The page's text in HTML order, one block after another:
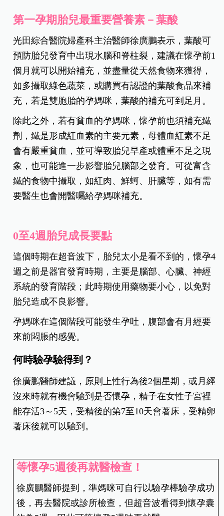
第一孕期胎兒最重要營養素－葉酸
光田綜合醫院婦產科主治醫師徐廣鵬表示，葉酸可
預防胎兒發育中出現水腦和脊柱裂，建議在懷孕前1
個月就可以開始補充，並盡量從天然食物來獲得，
如多攝取綠色蔬菜，或購買有認證的葉酸食品來補
充，若是雙胞胎的孕媽咪，葉酸的補充可到足月。
除此之外，若有貧血的孕媽咪，懷孕前也須補充鐵
劑，鐵是形成紅血素的主要元素，母體血紅素不足
會有嚴重貧血，並可導致胎兒早產或體重不足之現
象，也可能進一步影響胎兒腦部之發育。可從富含
鐵的食物中攝取，如紅肉、鮮蚵、肝臟等，如有需
要醫生也會開醫囑給孕媽咪補充。
0至4週胎兒成長要點
這個時期在超音波下，胎兒太小是看不到的，懷孕4
週之前是器官發育時期，主要是腦部、心臟、神經
系統的發育階段；此時期使用藥物要小心，以免對
胎兒造成不良影響。
孕媽咪在這個階段可能發生孕吐，腹部會有月經要
來前悶脹的感覺。
何時驗孕驗得到？
徐廣鵬醫師建議，原則上性行為後2個星期，或月經
沒來時就有機會驗到是否懷孕，精子在女性子宮裡
能存活3～5天，受精後的第7至10天會著床，受精卵
著床後就可以驗到。
等懷孕5週後再就醫檢查！
徐廣鵬醫師提到，準媽咪可自行以驗孕棒驗孕成功
後，再去醫院或診所檢查，但超音波看得到懷孕囊